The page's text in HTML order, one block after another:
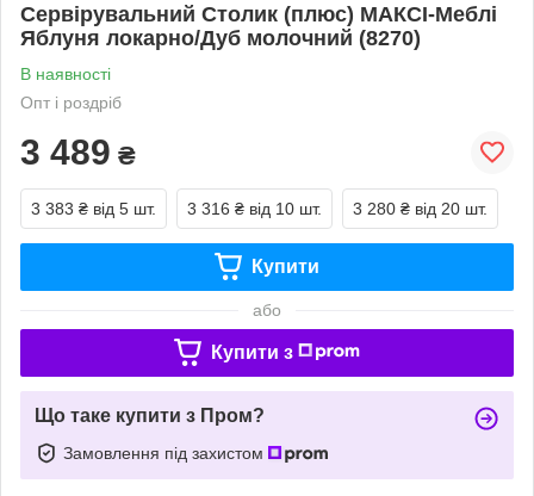
Сервірувальний Столик (плюс) МАКСІ-Меблі
Яблуня локарно/Дуб молочний (8270)
В наявності
Опт і роздріб
3 489 ₴
3 383 ₴ від 5 шт. 3 316 ₴ від 10 шт. 3 280 ₴ від 20 шт.
Купити
або
Купити з
Що таке купити з Пром?
Замовлення під захистом